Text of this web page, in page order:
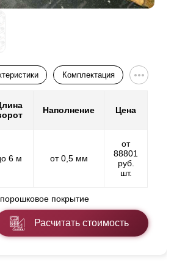
Комплектация
Наполнение Цена
6 м от 0,5 мм
от
88801
руб.
шт.
покрытие
Расчитать стоимость